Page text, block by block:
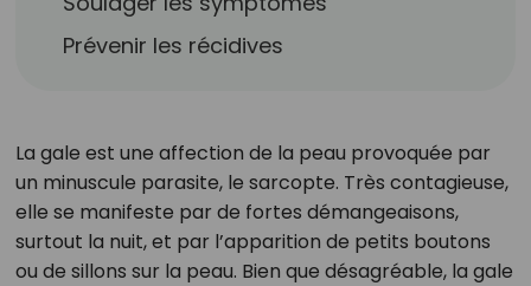
Prévenir les récidives
La gale est une affection de la peau provoquée par
un minuscule parasite, le sarcopte. Très contagieuse,
elle se manifeste par de fortes démangeaisons,
surtout la nuit, et par l’apparition de petits boutons
ou de sillons sur la peau. Bien que désagréable, la gale